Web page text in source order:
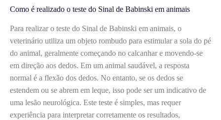
Como é realizado o teste do Sinal de Babinski em animais
Para realizar o teste do Sinal de Babinski em animais, o
veterinário utiliza um objeto rombudo para estimular a sola do pé
do animal, geralmente começando no calcanhar e movendo-se
em direção aos dedos. Em um animal saudável, a resposta
normal é a flexão dos dedos. No entanto, se os dedos se
estendem ou se abrem em leque, isso pode ser um indicativo de
uma lesão neurológica. Este teste é simples, mas requer
experiência para interpretar corretamente os resultados,